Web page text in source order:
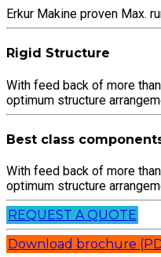
Erkur Makine proven Max.
Rigid Structure
With feed back of more
optimum structure
Best class
With feed back of more
optimum structure
REQUEST A QUOTE
Download brochure